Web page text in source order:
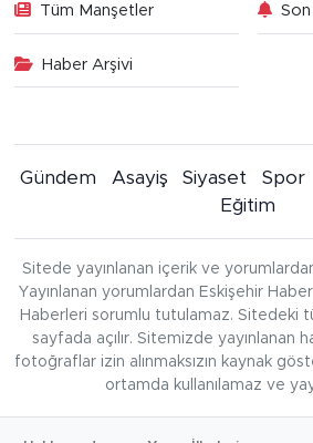
Tüm Manşetler
Haber Arşivi
Gündem Asayiş Siyaset Spor
Eğitim
Sitede yayınlanan içerik ve
Yayınlanan yorumlardan Eskişehir
Haberleri sorumlu tutulamaz. Sitedeki
sayfada açılır. Sitemizde yayınlanan
fotoğraflar izin alınmaksızın kaynak
ortamda kullanılamaz ve